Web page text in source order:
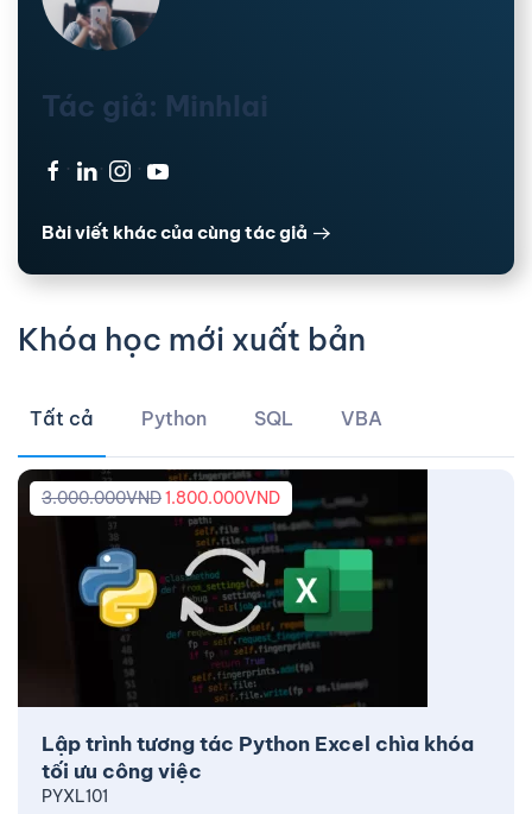
Tác giả: Minhlai
· · ·
Bài viết khác của cùng tác giả
Khóa học mới xuất bản
Tất cả Python SQL VBA
Lập trình tương tác Python Excel chìa khóa
tối ưu công việc
3.000.000VND1.800.000VND
PYXL101